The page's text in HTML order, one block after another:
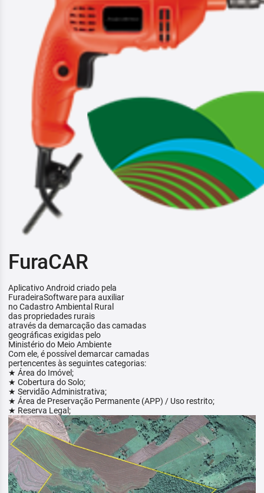
FuraCAR
Aplicativo Android criado pela
FuradeiraSoftware para auxiliar
no Cadastro Ambiental Rural
das propriedades rurais
através da demarcação das camadas
geográficas exigidas pelo
Ministério do Meio Ambiente
Com ele, é possível demarcar camadas
pertencentes às seguintes categorias:
★ Área do Imóvel;
★ Cobertura do Solo;
★ Servidão Administrativa;
★ Área de Preservação Permanente (APP) / Uso restrito;
★ Reserva Legal;